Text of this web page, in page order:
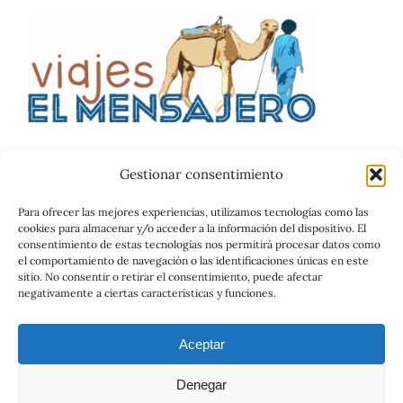
Gestionar consentimiento
Para ofrecer las mejores experiencias, utilizamos tecnologías como las
cookies para almacenar y/o acceder a la información del dispositivo. El
consentimiento de estas tecnologías nos permitirá procesar datos como
el comportamiento de navegación o las identificaciones únicas en este
sitio. No consentir o retirar el consentimiento, puede afectar
negativamente a ciertas características y funciones.
Aceptar
Denegar
Contrato